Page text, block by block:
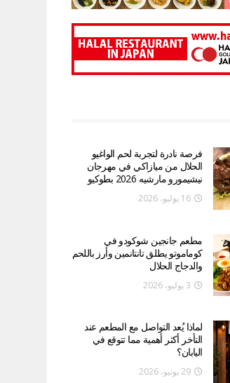
فرصة نادرة لتجربة لحم الواغيو
الحلال من ميازاكي في مهرجان
نيشيمورو مارشيه 2026 بطوكيو
16 يوليو، 2026
مطعم جانجين شوكودو في
كوماموتو يطلق تانتانمين وأرز باللحم
والدجاج الحلال
3 يوليو، 2026
لماذا يُعد التواصل مع المطعم عند
التأخر أكثر أهمية مما تتوقع في
اليابان؟
29 يونيو، 2026